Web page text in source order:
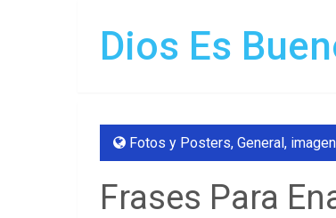
Dios Es
Fotos y Posters, General,
Frases Para